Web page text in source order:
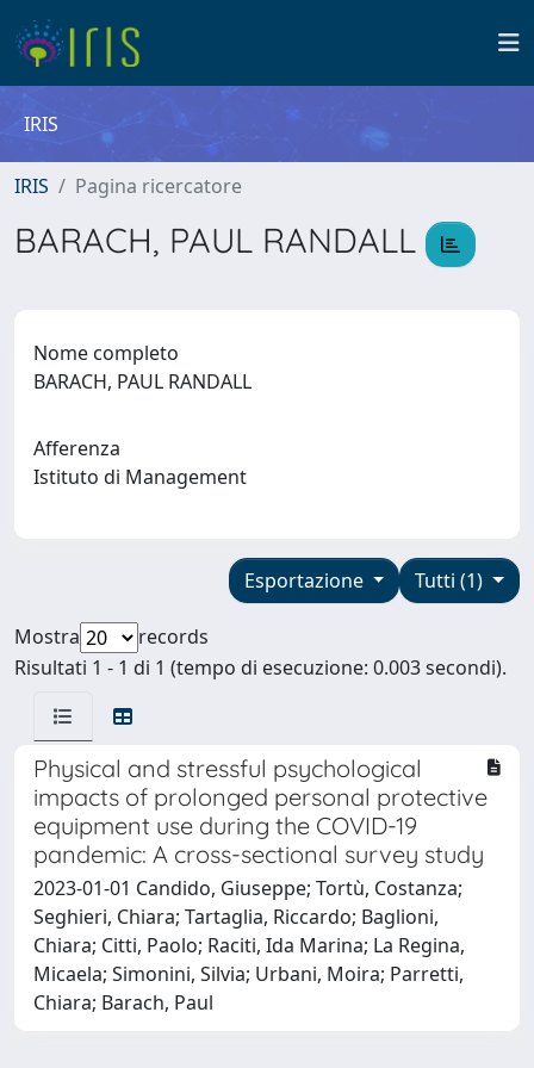
IRIS
IRIS Pagina ricercatore
BARACH, PAUL RANDALL
Nome completo
BARACH, PAUL RANDALL
Afferenza
Istituto di Management
Tutti (1)
Esportazione
Mostra
records
Risultati 1 - 1 di 1 (tempo di esecuzione: 0.003 secondi).
Physical and stressful psychological
impacts of prolonged personal protective
equipment use during the COVID-19
pandemic: A cross-sectional survey study
2023-01-01 Candido, Giuseppe; Tortù, Costanza;
Seghieri, Chiara; Tartaglia, Riccardo; Baglioni,
Chiara; Citti, Paolo; Raciti, Ida Marina; La Regina,
Micaela; Simonini, Silvia; Urbani, Moira; Parretti,
Chiara; Barach, Paul